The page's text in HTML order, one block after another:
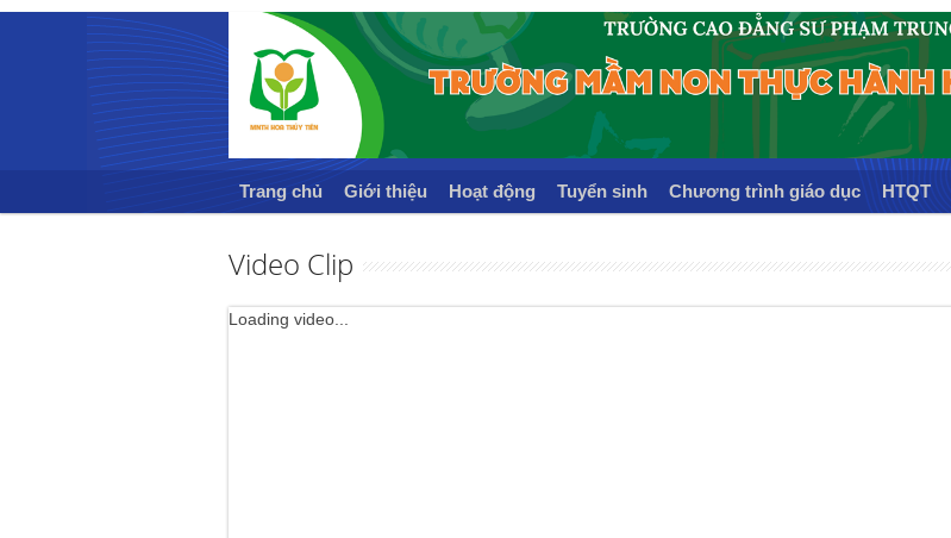
Trang chủ Giới thiệu Hoạt động Tuyển sinh Chương trình giáo dục HTQT
Video Clip
Loading video...